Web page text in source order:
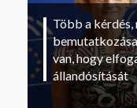
Több a kérdés,
van, hogy
állandósítását